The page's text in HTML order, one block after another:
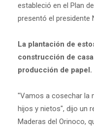
estableció en el Plan
presentó el presidente
La plantación de
construcción de
producción de papel.
"Vamos a cosechar la
hijos y nietos", dijo un
Maderas del Orinoco,